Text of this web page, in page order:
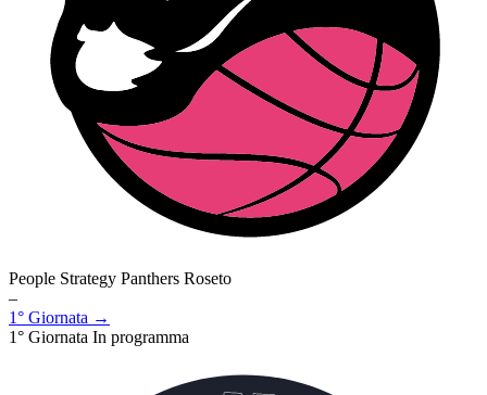
People Strategy Panthers Roseto
–
1° Giornata →
1° Giornata In programma